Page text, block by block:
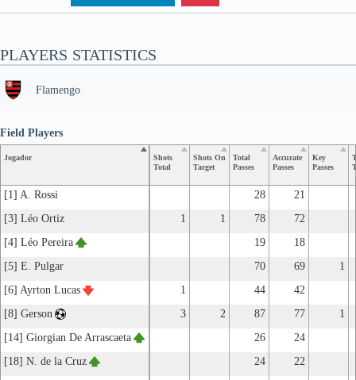
PLAYERS STATISTICS
Flamengo
Jogador
Shots
Total
Shots On
Target
Total
Passes
Accurate
Passes
Key
Passes
[1] A. Rossi 28
21
[3] Léo Ortiz
1 1 78
72
[4] Léo Pereira
19
18
[5] E. Pulgar
70 69
1
[6] Ayrton Lucas
1 44
42
[8] Gerson
3 2 87 77
1
[14] Giorgian De Arrascaeta
26
24
[18] N. de la Cruz
24
22
Field Players